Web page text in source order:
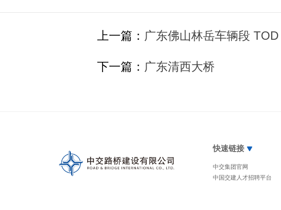
上一篇： 广东佛山林岳车辆段 TOD
下一篇： 广东清西大桥
快速链接
中交集团官网
中国交建人才招聘平台